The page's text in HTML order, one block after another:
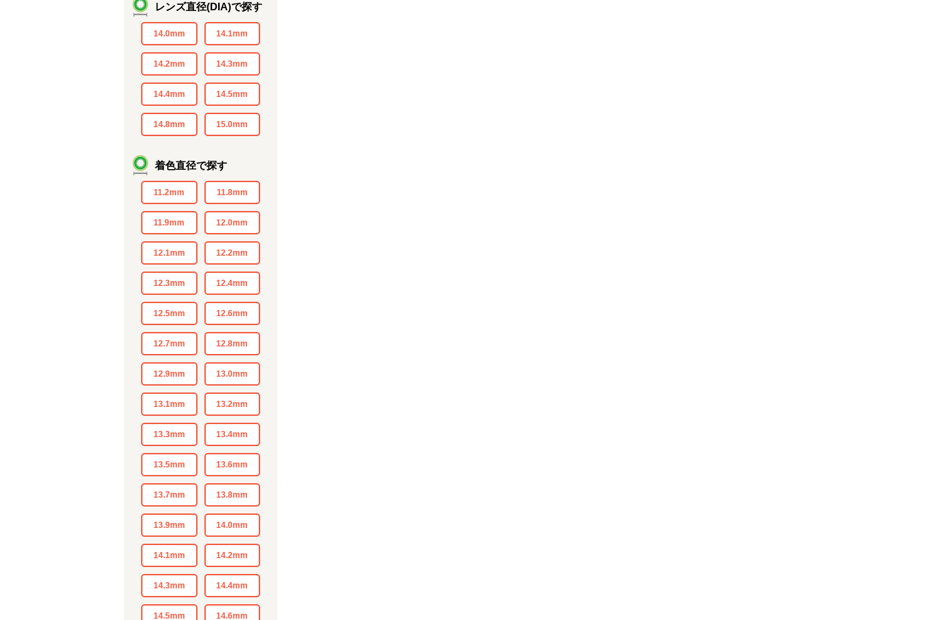
レンズ直径(DIA)で探す
14.0mm 14.1mm
14.2mm 14.3mm
14.4mm 14.5mm
14.8mm 15.0mm
着色直径で探す
11.2mm 11.8mm
11.9mm 12.0mm
12.1mm 12.2mm
12.3mm 12.4mm
12.5mm 12.6mm
12.7mm 12.8mm
12.9mm 13.0mm
13.1mm 13.2mm
13.3mm 13.4mm
13.5mm 13.6mm
13.7mm 13.8mm
13.9mm 14.0mm
14.1mm 14.2mm
14.3mm 14.4mm
14.5mm 14.6mm